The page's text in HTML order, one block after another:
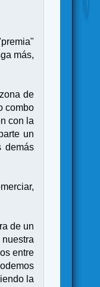
más,
de
combo
con la
un
demás
de un
entre
la